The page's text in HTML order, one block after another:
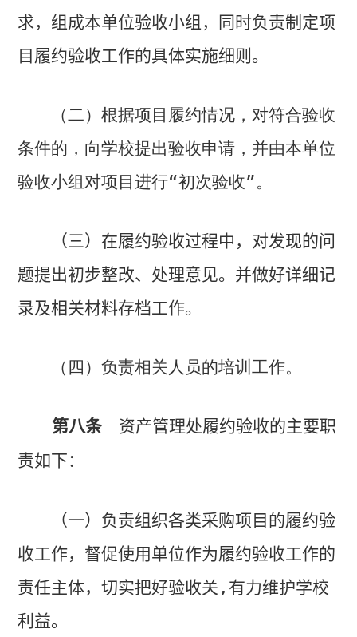
求，组成本单位验收小组，同时负责制定项
目履约验收工作的具体实施细则。
（二）根据项目履约情况，对符合验收
条件的，向学校提出验收申请，并由本单位
验收小组对项目进行“初次验收”。
（三）在履约验收过程中，对发现的问
题提出初步整改、处理意见。并做好详细记
录及相关材料存档工作。
（四）负责相关人员的培训工作。
第八条 资产管理处履约验收的主要职
责如下：
（一）负责组织各类采购项目的履约验
收工作，督促使用单位作为履约验收工作的
责任主体，切实把好验收关 , 有力维护学校
利益。